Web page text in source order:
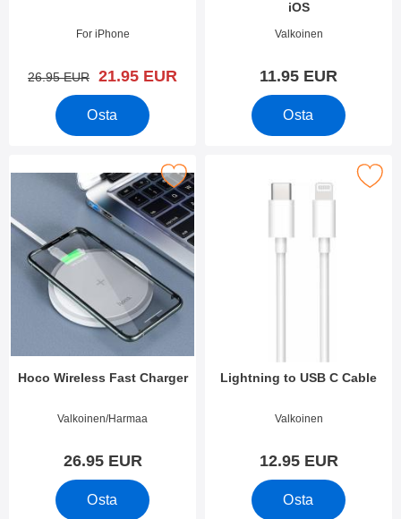
Tuote.nro 38841
For iPhone
vanha hinta
26.95 EUR uusi hinta
21.95 EUR
Osta
iOS
Tuote.nro 38545
Valkoinen
11.95 EUR
Osta
Hoco Wireless Fast Charger
Tuote.nro 34614
Valkoinen/Harmaa
26.95 EUR
Osta
Merkitse hoco Wireless Fast Charger suosikiksi
Lightning to USB C Cable
Tuote.nro 34655
Valkoinen
12.95 EUR
Osta
Merkitse lightning to USB